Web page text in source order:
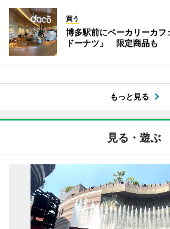
買う
博多駅前にベーカリーカフ
ドーナツ」 限定商品も
もっと見る
見る・遊ぶ